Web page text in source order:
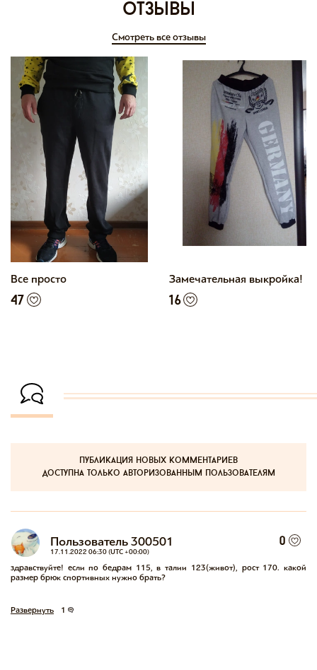
отзывы
Смотреть все отзывы
Все просто
47
Замечательная выкройка!
16
публикация новых комментариев
доступна только авторизованным пользователям
Пользователь 300501
17.11.2022 06:30 (UTC +00:00)
0
здравствуйте! если по бедрам 115, в талии 123(живот), рост 170. какой
размер брюк спортивных нужно брать?
Развернуть 1